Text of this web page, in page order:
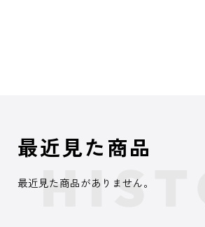
最近見た商品
最近見た商品がありません。